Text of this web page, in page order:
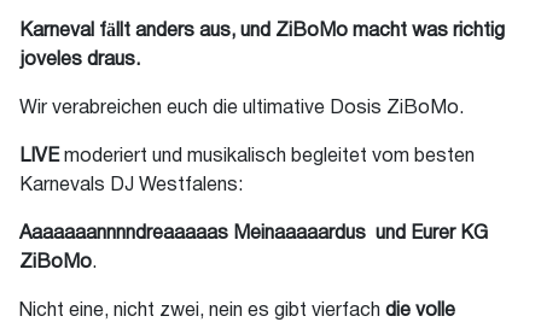
Karneval fällt anders aus, und ZiBoMo macht was richtig
joveles draus.
Wir verabreichen euch die ultimative Dosis ZiBoMo.
LIVEmoderiert und musikalisch begleitet vom besten
Karnevals DJ Westfalens:
Aaaaaaannnndreaaaaas Meinaaaaardus und Eurer KG
ZiBoMo.
Nicht eine, nicht zwei, nein es gibt vierfach die volle